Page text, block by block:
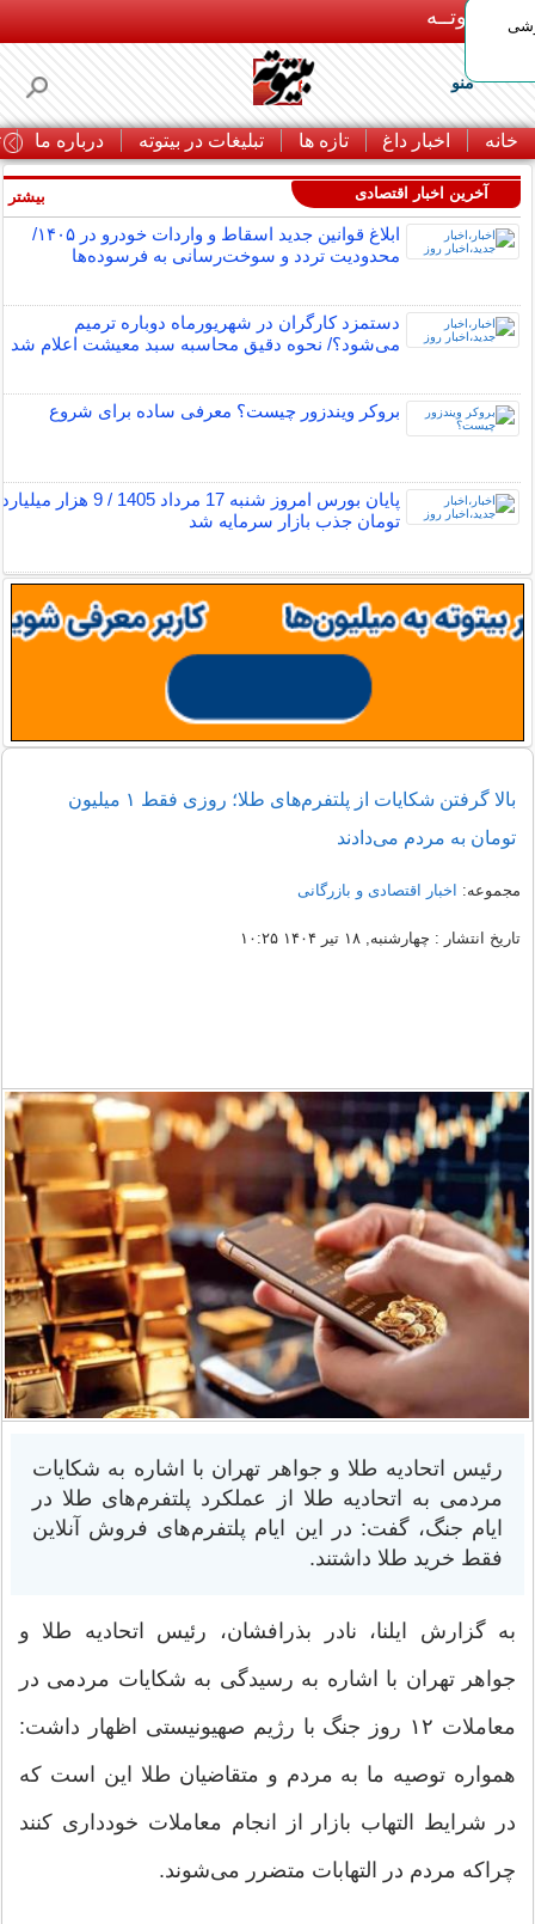
بـیتوتــه
منو
خانه اخبار داغ تازه ها تبلیغات در بیتوته درباره ما
آخرین اخبار اقتصادی
ابلاغ قوانین جدید اسقاط و واردات خودرو در ۱۴۰۵/
محدودیت تردد و سوخت‌رسانی به فرسوده‌ها
دستمزد کارگران در شهریورماه دوباره ترمیم
می‌شود؟/ نحوه دقیق محاسبه سبد معیشت اعلام شد
بروکر ویندزور چیست؟ معرفی ساده برای شروع
پایان بورس امروز شنبه 17 مرداد 1405 / 9 هزار میلیارد
تومان جذب بازار سرمایه شد
بیشتر
بالا گرفتن شکایات از پلتفرم‌های طلا؛ روزی فقط ۱ میلیون
تومان به مردم می‌دادند
مجموعه: اخبار اقتصادی و بازرگانی
تاریخ انتشار : چهارشنبه, ۱۸ تیر ۱۴۰۴ ۱۰:۲۵
رئیس اتحادیه طلا و جواهر تهران با اشاره به شکایات
مردمی به اتحادیه طلا از عملکرد پلتفرم‌های طلا در
ایام جنگ، گفت: در این ایام پلتفرم‌های فروش آنلاین
فقط خرید طلا داشتند.
به گزارش ایلنا، نادر بذرافشان، رئیس اتحادیه طلا و
جواهر تهران با اشاره به رسیدگی به شکایات مردمی در
معاملات ۱۲ روز جنگ با رژیم صهیونیستی اظهار داشت:
همواره توصیه ما به مردم و متقاضیان طلا این است که
در شرایط التهاب بازار از انجام معاملات خودداری کنند
چراکه مردم در التهابات متضرر می‌شوند.